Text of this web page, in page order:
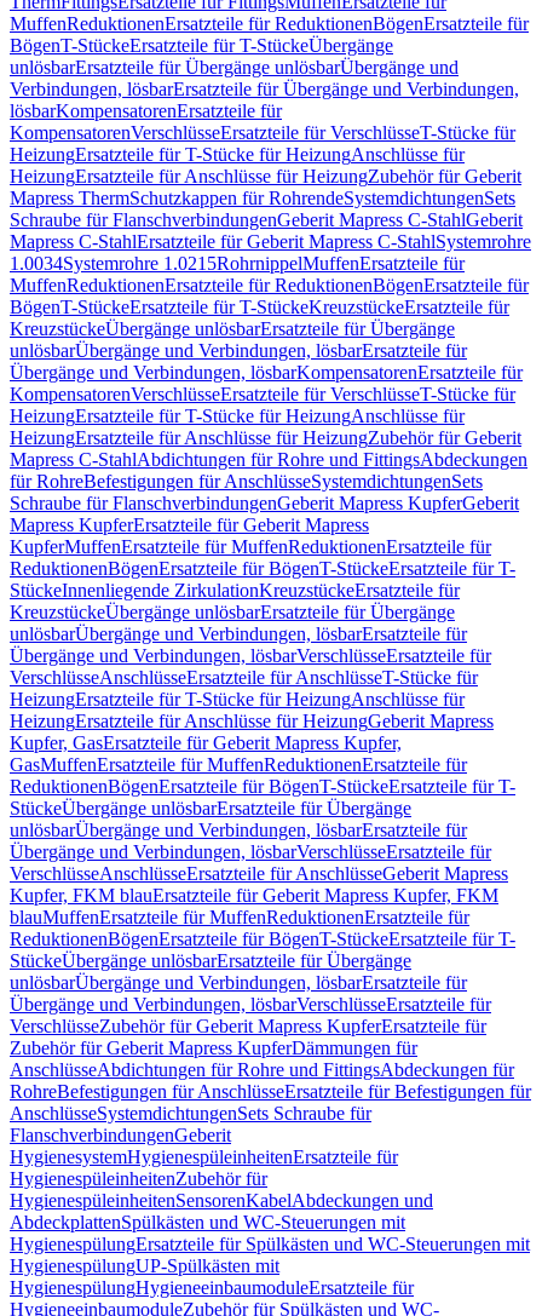
MuffenReduktionenErsatzteile für ReduktionenBögenErsatzteile für
BögenT-StückeErsatzteile für T-StückeÜbergänge
unlösbarErsatzteile für Übergänge unlösbarÜbergänge und
Verbindungen, lösbarErsatzteile für Übergänge und Verbindungen,
lösbarKompensatorenErsatzteile für
KompensatorenVerschlüsseErsatzteile für VerschlüsseT-Stücke für
HeizungErsatzteile für T-Stücke für HeizungAnschlüsse für
HeizungErsatzteile für Anschlüsse für HeizungZubehör für Geberit
Mapress ThermSchutzkappen für RohrendeSystemdichtungenSets
Schraube für FlanschverbindungenGeberit Mapress C-StahlGeberit
Mapress C-StahlErsatzteile für Geberit Mapress C-StahlSystemrohre
1.0034Systemrohre 1.0215RohrnippelMuffenErsatzteile für
MuffenReduktionenErsatzteile für ReduktionenBögenErsatzteile für
BögenT-StückeErsatzteile für T-StückeKreuzstückeErsatzteile für
KreuzstückeÜbergänge unlösbarErsatzteile für Übergänge
unlösbarÜbergänge und Verbindungen, lösbarErsatzteile für
Übergänge und Verbindungen, lösbarKompensatorenErsatzteile für
KompensatorenVerschlüsseErsatzteile für VerschlüsseT-Stücke für
HeizungErsatzteile für T-Stücke für HeizungAnschlüsse für
HeizungErsatzteile für Anschlüsse für HeizungZubehör für Geberit
Mapress C-StahlAbdichtungen für Rohre und FittingsAbdeckungen
für RohreBefestigungen für AnschlüsseSystemdichtungenSets
Schraube für FlanschverbindungenGeberit Mapress KupferGeberit
Mapress KupferErsatzteile für Geberit Mapress
KupferMuffenErsatzteile für MuffenReduktionenErsatzteile für
ReduktionenBögenErsatzteile für BögenT-StückeErsatzteile für T-
StückeInnenliegende ZirkulationKreuzstückeErsatzteile für
KreuzstückeÜbergänge unlösbarErsatzteile für Übergänge
unlösbarÜbergänge und Verbindungen, lösbarErsatzteile für
Übergänge und Verbindungen, lösbarVerschlüsseErsatzteile für
VerschlüsseAnschlüsseErsatzteile für AnschlüsseT-Stücke für
HeizungErsatzteile für T-Stücke für HeizungAnschlüsse für
HeizungErsatzteile für Anschlüsse für HeizungGeberit Mapress
Kupfer, GasErsatzteile für Geberit Mapress Kupfer,
GasMuffenErsatzteile für MuffenReduktionenErsatzteile für
ReduktionenBögenErsatzteile für BögenT-StückeErsatzteile für T-
StückeÜbergänge unlösbarErsatzteile für Übergänge
unlösbarÜbergänge und Verbindungen, lösbarErsatzteile für
Übergänge und Verbindungen, lösbarVerschlüsseErsatzteile für
VerschlüsseAnschlüsseErsatzteile für AnschlüsseGeberit Mapress
Kupfer, FKM blauErsatzteile für Geberit Mapress Kupfer, FKM
blauMuffenErsatzteile für MuffenReduktionenErsatzteile für
ReduktionenBögenErsatzteile für BögenT-StückeErsatzteile für T-
StückeÜbergänge unlösbarErsatzteile für Übergänge
unlösbarÜbergänge und Verbindungen, lösbarErsatzteile für
Übergänge und Verbindungen, lösbarVerschlüsseErsatzteile für
VerschlüsseZubehör für Geberit Mapress KupferErsatzteile für
Zubehör für Geberit Mapress KupferDämmungen für
AnschlüsseAbdichtungen für Rohre und FittingsAbdeckungen für
RohreBefestigungen für AnschlüsseErsatzteile für Befestigungen für
AnschlüsseSystemdichtungenSets Schraube für
FlanschverbindungenGeberit
HygienesystemHygienespüleinheitenErsatzteile für
HygienespüleinheitenZubehör für
HygienespüleinheitenSensorenKabelAbdeckungen und
AbdeckplattenSpülkästen und WC-Steuerungen mit
HygienespülungErsatzteile für Spülkästen und WC-Steuerungen mit
HygienespülungUP-Spülkästen mit
HygienespülungHygieneeinbaumoduleErsatzteile für
HygieneeinbaumoduleZubehör für Spülkästen und WC-